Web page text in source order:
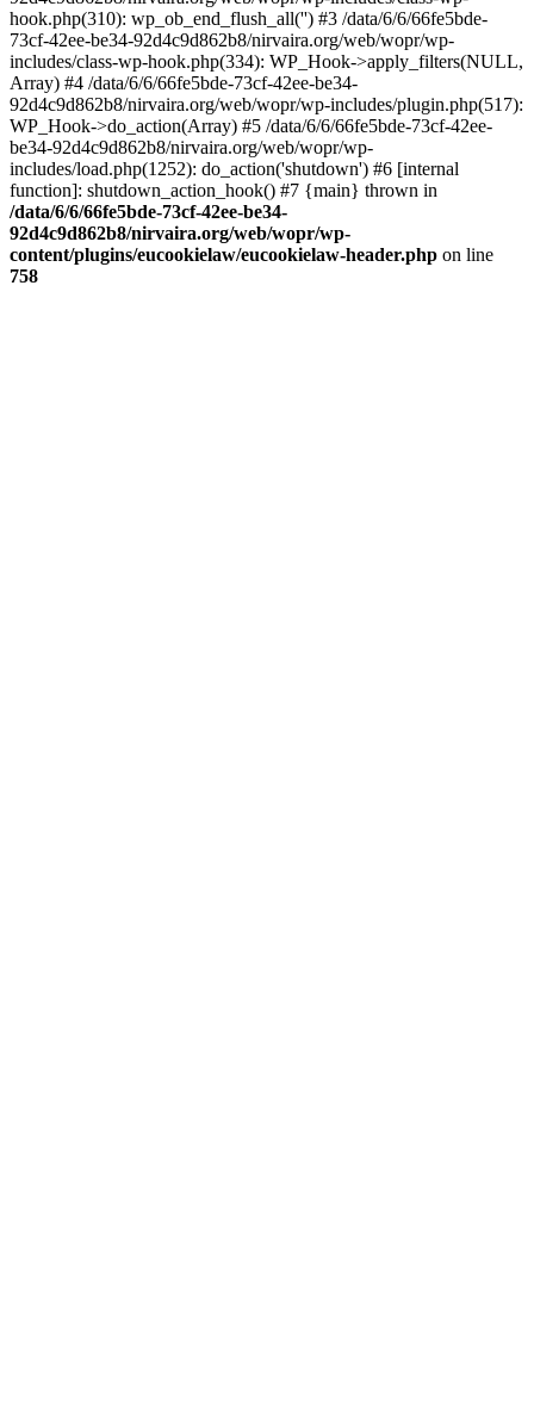
hook.php(310): wp_ob_end_flush_all('') #3 /data/6/6/66fe5bde-
73cf-42ee-be34-92d4c9d862b8/nirvaira.org/web/wopr/wp-
includes/class-wp-hook.php(334): WP_Hook->apply_filters(NULL,
Array) #4 /data/6/6/66fe5bde-73cf-42ee-be34-
92d4c9d862b8/nirvaira.org/web/wopr/wp-includes/plugin.php(517):
WP_Hook->do_action(Array) #5 /data/6/6/66fe5bde-73cf-42ee-
be34-92d4c9d862b8/nirvaira.org/web/wopr/wp-
includes/load.php(1252): do_action('shutdown') #6 [internal
function]: shutdown_action_hook() #7 {main} thrown in
/data/6/6/66fe5bde-73cf-42ee-be34-
92d4c9d862b8/nirvaira.org/web/wopr/wp-
content/plugins/eucookielaw/eucookielaw-header.php on line
758